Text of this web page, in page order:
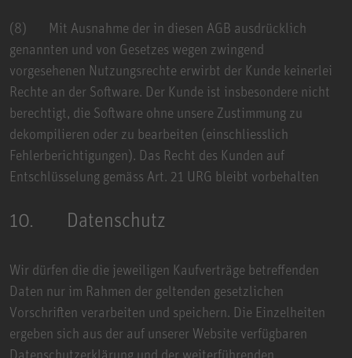
(8) Mit Ausnahme der in diesen AGB ausdrücklich
genannten und von Gesetzes wegen zwingend
vorgesehenen Nutzungsrechte erwirbt der Kunde keinerlei
Rechte an der Software. Der Kunde ist insbesondere nicht
berechtigt, die Software ohne unsere Zustimmung zu
dekompilieren oder zu bearbeiten (einschliesslich
Fehlerberichtigungen). Das Recht des Kunden auf
Entschlüsselung gemäss Art. 21 URG bleibt vorbehalten
10. Datenschutz
Wir dürfen die die jeweiligen Kaufverträge betreffenden
Daten nur im Rahmen der geltenden gesetzlichen
Vorschriften verarbeiten und speichern. Die Einzelheiten
ergeben sich aus der auf unserer Website verfügbaren
Datenschutzerklärung und der weiterführenden